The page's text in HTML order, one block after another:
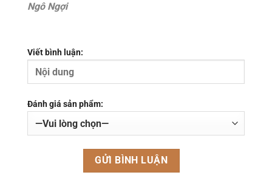
Ngô Ngợi
Viết bình luận:
Đánh giá sản phẩm: